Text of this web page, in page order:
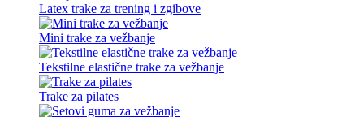
Latex trake za trening i zgibove
Mini trake za vežbanje
Tekstilne elastične trake za vežbanje
Trake za pilates